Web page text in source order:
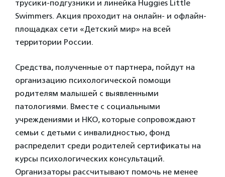
трусики-подгузники и линейка Huggies Little
Swimmers. Акция проходит на онлайн- и офлайн-
площадках сети «Детский мир» на всей
территории России.
Средства, полученные от партнера, пойдут на
организацию психологической помощи
родителям малышей с выявленными
патологиями. Вместе с социальными
учреждениями и НКО, которые сопровождают
семьи с детьми с инвалидностью, фонд
распределит среди родителей сертификаты на
курсы психологических консультаций.
Организаторы рассчитывают помочь не менее